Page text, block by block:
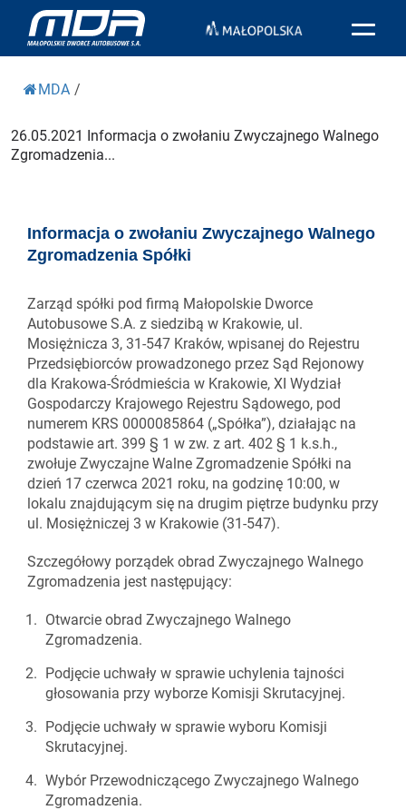
MDA /
26.05.2021 Informacja o zwołaniu Zwyczajnego Walnego
Zgromadzenia...
Informacja o zwołaniu Zwyczajnego Walnego
Zgromadzenia Spółki
Zarząd spółki pod firmą Małopolskie Dworce
Autobusowe S.A. z siedzibą w Krakowie, ul.
Mosiężnicza 3, 31-547 Kraków, wpisanej do Rejestru
Przedsiębiorców prowadzonego przez Sąd Rejonowy
dla Krakowa-Śródmieścia w Krakowie, XI Wydział
Gospodarczy Krajowego Rejestru Sądowego, pod
numerem KRS 0000085864 („Spółka”), działając na
podstawie art. 399 § 1 w zw. z art. 402 § 1 k.s.h.,
zwołuje Zwyczajne Walne Zgromadzenie Spółki na
dzień 17 czerwca 2021 roku, na godzinę 10:00, w
lokalu znajdującym się na drugim piętrze budynku przy
ul. Mosiężniczej 3 w Krakowie (31-547).
Szczegółowy porządek obrad Zwyczajnego Walnego
Zgromadzenia jest następujący:
Otwarcie obrad Zwyczajnego Walnego
Zgromadzenia.
Podjęcie uchwały w sprawie uchylenia tajności
głosowania przy wyborze Komisji Skrutacyjnej.
Podjęcie uchwały w sprawie wyboru Komisji
Skrutacyjnej.
Wybór Przewodniczącego Zwyczajnego Walnego
Zgromadzenia.